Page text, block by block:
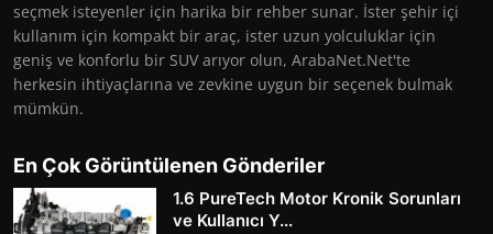
seçmek isteyenler için harika bir rehber sunar. İster şehir içi
kullanım için kompakt bir araç, ister uzun yolculuklar için
geniş ve konforlu bir SUV arıyor olun, ArabaNet.Net'te
herkesin ihtiyaçlarına ve zevkine uygun bir seçenek bulmak
mümkün.
En Çok Görüntülenen Gönderiler
1.6 PureTech Motor Kronik Sorunları
ve Kullanıcı Y...